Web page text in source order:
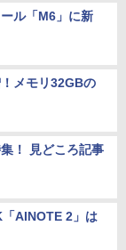
ル「M6」に新
メモリ32GBの
！ 見どころ記事
AINOTE 2」は